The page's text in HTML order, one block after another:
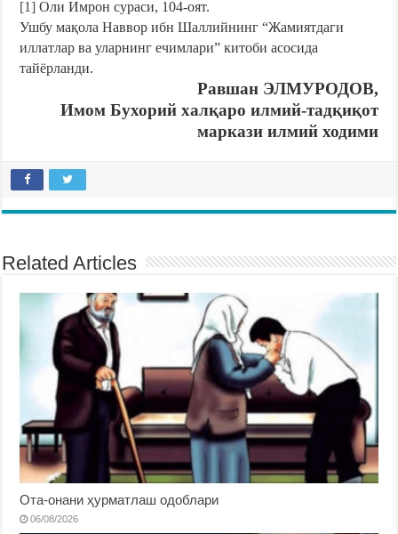
[1] Оли Имрон сураси, 104-оят.
Ушбу мақола Наввор ибн Шаллийнинг “Жамиятдаги
иллатлар ва уларнинг ечимлари” китоби асосида
тайёрланди.
Равшан ЭЛМУРОДОВ,
Имом Бухорий халқаро илмий-тадқиқот
маркази илмий ходими
Related Articles
Ота-онани ҳурматлаш одоблари
06/08/2026